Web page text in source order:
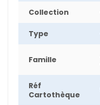
Collection
Type
Famille
Réf
Cartothèque